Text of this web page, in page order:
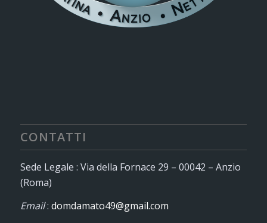
CONTATTI
Sede Legale : Via della Fornace 29 – 00042 – Anzio
(Roma)
Email: domdamato49@gmail.com